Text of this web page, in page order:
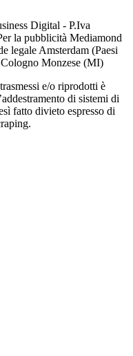
Digital - P.Iva
la pubblicità Mediamond
legale Amsterdam (Paesi
Monzese (MI)
e/o riprodotti è
di sistemi di
fatto divieto espresso di